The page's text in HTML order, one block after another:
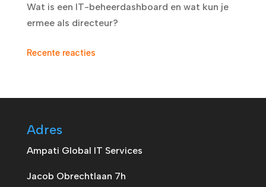
Wat is een IT-beheerdashboard en wat kun je
ermee als directeur?
Recente reacties
Adres
Ampati Global IT Services
Jacob Obrechtlaan 7h